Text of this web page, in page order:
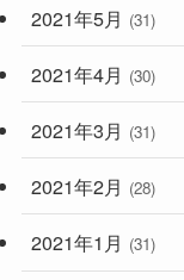
2021年5月 (31)
2021年4月 (30)
2021年3月 (31)
2021年2月 (28)
2021年1月 (31)